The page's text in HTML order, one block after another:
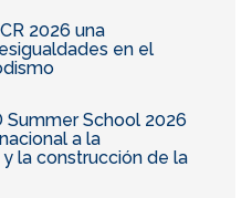
2026 una
en el
Summer School 2026
a la
la construcción de la